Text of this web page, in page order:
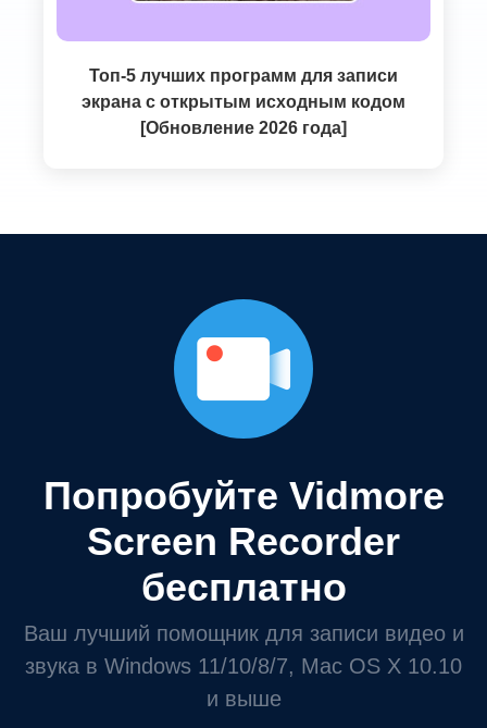
Топ-5 лучших программ для записи
экрана с открытым исходным кодом
[Обновление 2026 года]
Попробуйте Vidmore
Screen Recorder
бесплатно
Ваш лучший помощник для записи видео и
звука в Windows 11/10/8/7, Mac OS X 10.10
и выше